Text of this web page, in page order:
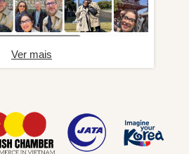
Ver mais